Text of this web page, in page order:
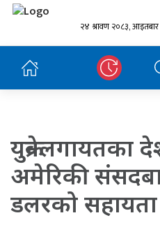
२४ श्रावण २०८३,
युक्रेनलगायतका
अमेरिकी
डलरको सहायता